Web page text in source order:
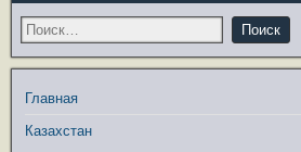
Главная
Казахстан